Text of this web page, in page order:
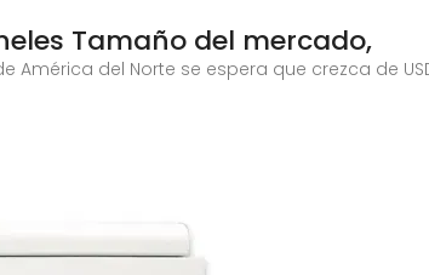
Tamaño del mercado,
del Norte se espera que crezca de